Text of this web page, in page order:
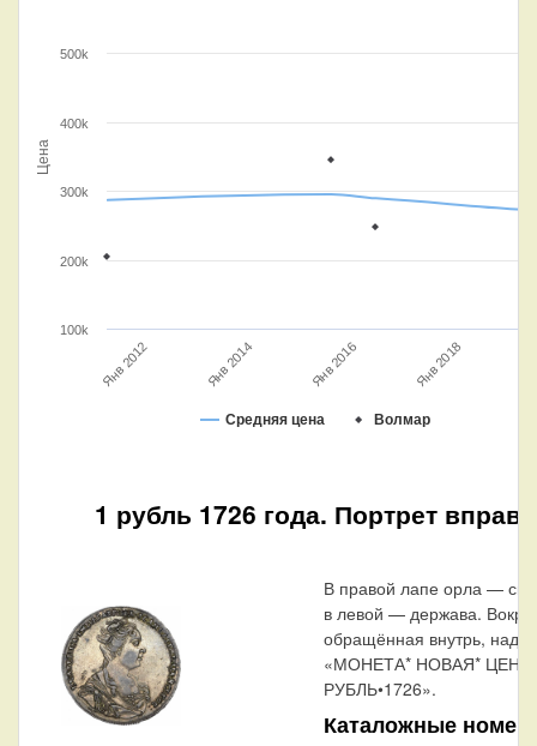
Цена
Средняя цена Волмар
Янв 2012 Янв 2014 Янв 2016 Янв 2018
100k
200k
300k
400k
500k
1 рубль 1726 года. Портрет вправо
В правой лапе орла —
в левой — держава.
обращённая внутрь,
«МОНЕТА* НОВАЯ* ЦЕНА*
РУБЛЬ•1726».
Каталожные